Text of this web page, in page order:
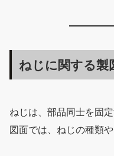
ねじに関する製
ねじは、部品同士を固
図面では、ねじの種類